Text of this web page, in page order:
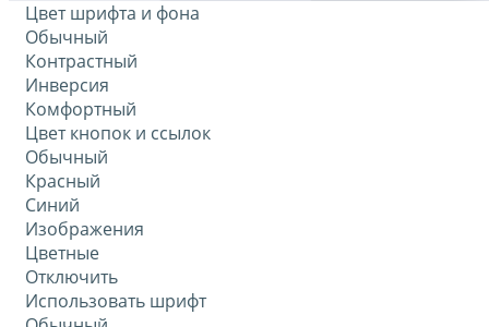
Цвет шрифта и фона
Обычный
Контрастный
Инверсия
Комфортный
Цвет кнопок и ссылок
Обычный
Красный
Синий
Изображения
Цветные
Отключить
Использовать шрифт